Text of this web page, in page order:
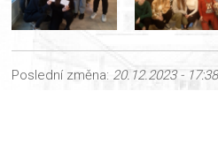
Poslední změna: 20.12.2023 - 17:38